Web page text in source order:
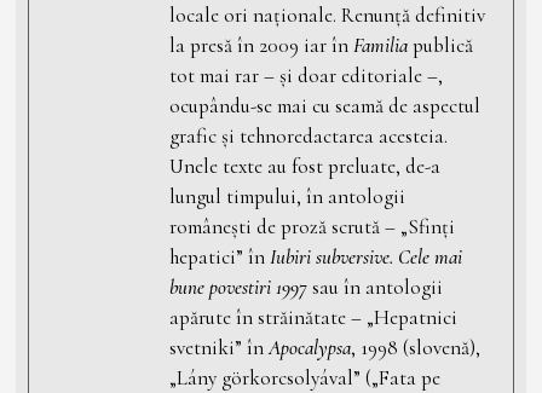
locale ori naționale. Renunță definitiv
la presă în 2009 iar înFamiliapublică
tot mai rar – și doar editoriale –,
ocupându-se mai cu seamă de aspectul
grafic și tehnoredactarea acesteia.
Unele texte au fost preluate, de-a
lungul timpului, în antologii
românești de proză scrută – „Sfinți
hepatici” înIubiri subversive. Cele mai
bune povestiri 1997sau în antologii
apărute în străinătate – „Hepatnici
svetniki” înApocalypsa, 1998 (slovenă),
„Lány görkorcsolyával” („Fata pe